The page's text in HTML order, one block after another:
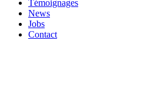
Témoignages
News
Jobs
Contact